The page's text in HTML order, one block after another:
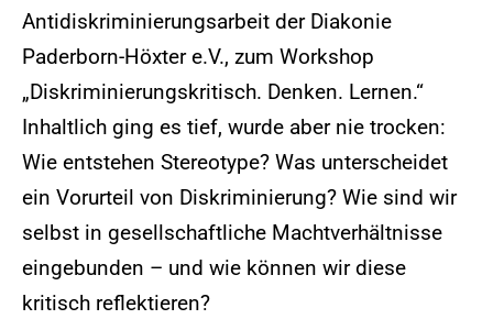
Antidiskriminierungsarbeit der Diakonie
Paderborn-Höxter e.V., zum Workshop
„Diskriminierungskritisch. Denken. Lernen.“
Inhaltlich ging es tief, wurde aber nie trocken:
Wie entstehen Stereotype? Was unterscheidet
ein Vorurteil von Diskriminierung? Wie sind wir
selbst in gesellschaftliche Machtverhältnisse
eingebunden – und wie können wir diese
kritisch reflektieren?